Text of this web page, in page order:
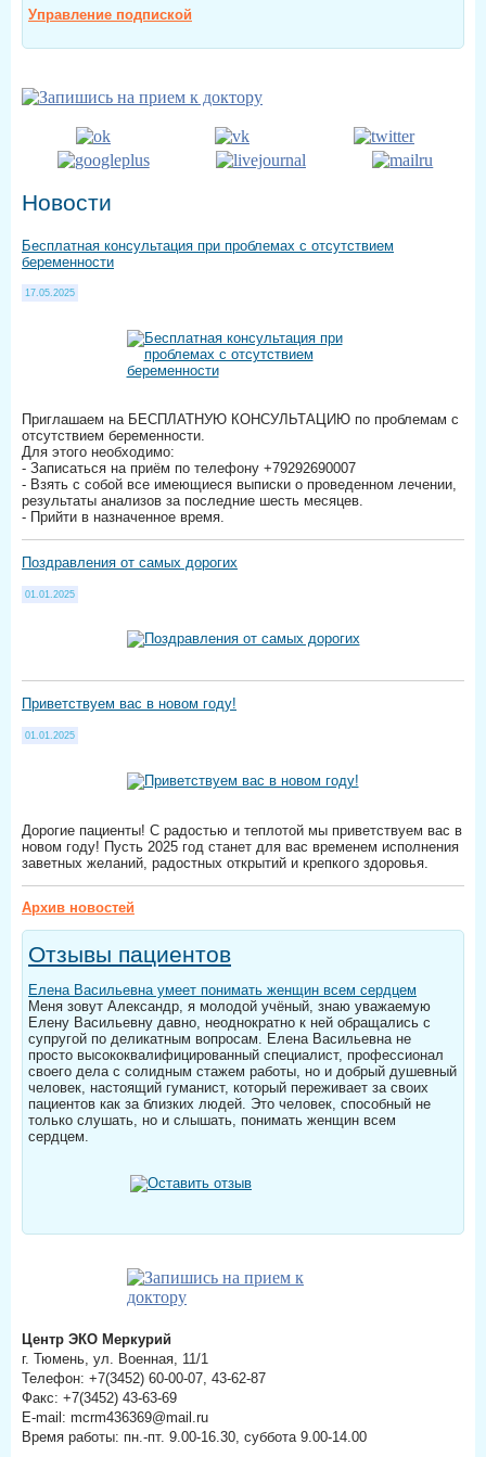
Управление подпиской
Новости
Бесплатная консультация при проблемах с отсутствием
беременности
17.05.2025
Приглашаем на БЕСПЛАТНУЮ КОНСУЛЬТАЦИЮ по проблемам с
отсутствием беременности.
Для этого необходимо:
- Записаться на приём по телефону +79292690007
- Взять с собой все имеющиеся выписки о проведенном лечении,
результаты анализов за последние шесть месяцев.
- Прийти в назначенное время.
Поздравления от самых дорогих
01.01.2025
Приветствуем вас в новом году!
01.01.2025
Дорогие пациенты! С радостью и теплотой мы приветствуем вас в
новом году! Пусть 2025 год станет для вас временем исполнения
заветных желаний, радостных открытий и крепкого здоровья.
Архив новостей
Отзывы пациентов
Елена Васильевна умеет понимать женщин всем сердцем
Меня зовут Александр, я молодой учёный, знаю уважаемую
Елену Васильевну давно, неоднократно к ней обращались с
супругой по деликатным вопросам. Елена Васильевна не
просто высококвалифицированный специалист, профессионал
своего дела с солидным стажем работы, но и добрый душевный
человек, настоящий гуманист, который переживает за своих
пациентов как за близких людей. Это человек, способный не
только слушать, но и слышать, понимать женщин всем
сердцем.
Центр ЭКО Меркурий
г. Тюмень, ул. Военная, 11/1
Телефон: +7(3452) 60-00-07, 43-62-87
Факс: +7(3452) 43-63-69
E-mail: mcrm436369@mail.ru
Время работы: пн.-пт. 9.00-16.30, суббота 9.00-14.00